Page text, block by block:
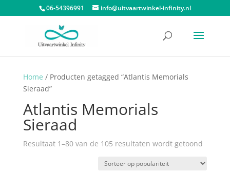
06-54396991 info@uitvaartwinkel-infinity.nl
Home / Producten getagged “Atlantis Memorials
Sieraad”
Atlantis Memorials
Sieraad
Resultaat 1–80 van de 105 resultaten wordt getoond